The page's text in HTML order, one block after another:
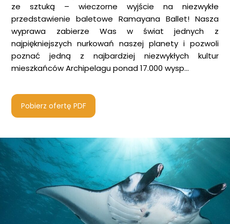
ze sztuką – wieczorne wyjście na niezwykłe
przedstawienie baletowe Ramayana Ballet! Nasza
wyprawa zabierze Was w świat jednych z
najpiękniejszych nurkowań naszej planety i pozwoli
poznać jedną z najbardziej niezwykłych kultur
mieszkańców Archipelagu ponad 17.000 wysp…
Pobierz ofertę PDF